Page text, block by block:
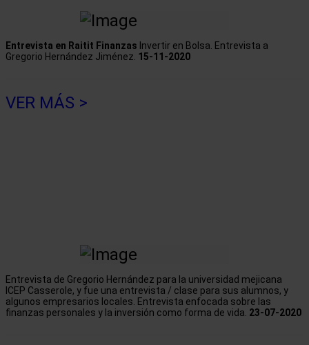
Entrevista en Raitit Finanzas Invertir en Bolsa. Entrevista a
Gregorio Hernández Jiménez. 15-11-2020
VER MÁS >
Entrevista de Gregorio Hernández para la universidad mejicana
ICEP Casserole, y fue una entrevista / clase para sus alumnos, y
algunos empresarios locales. Entrevista enfocada sobre las
finanzas personales y la inversión como forma de vida. 23-07-2020